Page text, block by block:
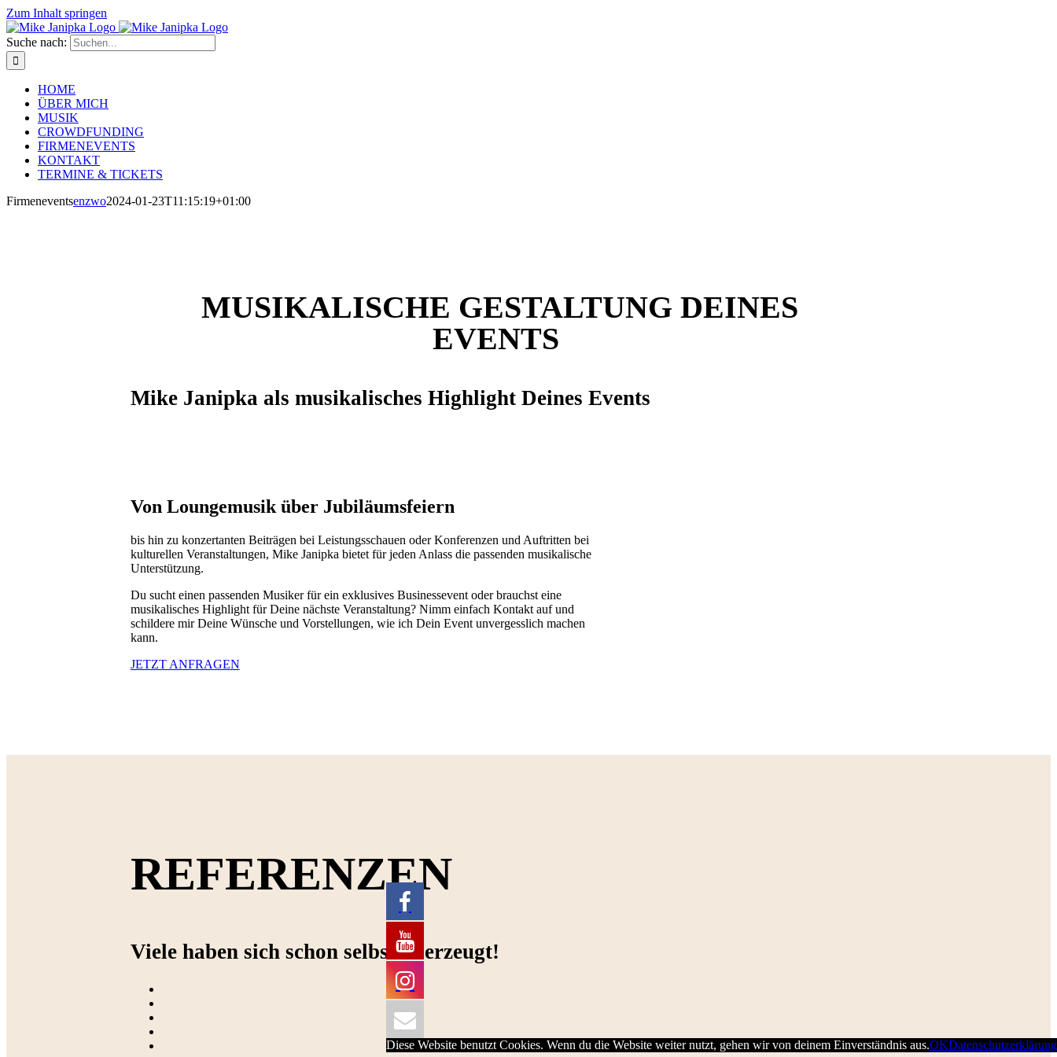
Zum Inhalt springen
Suche nach:
HOME
ÜBER MICH
MUSIK
CROWDFUNDING
FIRMENEVENTS
KONTAKT
TERMINE & TICKETS
Firmeneventsenzwo2024-01-23T11:15:19+01:00
MUSIKALISCHE GESTALTUNG DEINES
EVENTS
Mike Janipka als musikalisches Highlight Deines Events
Von Loungemusik über Jubiläumsfeiern
bis hin zu konzertanten Beiträgen bei Leistungsschauen oder Konferenzen und Auftritten bei
kulturellen Veranstaltungen, Mike Janipka bietet für jeden Anlass die passenden musikalische
Unterstützung.
Du sucht einen passenden Musiker für ein exklusives Businessevent oder brauchst eine
musikalisches Highlight für Deine nächste Veranstaltung? Nimm einfach Kontakt auf und
schildere mir Deine Wünsche und Vorstellungen, wie ich Dein Event unvergesslich machen
kann.
JETZT ANFRAGEN
REFERENZEN
Viele haben sich schon selbst überzeugt!
Diese Website benutzt Cookies. Wenn du die Website weiter nutzt, gehen wir von deinem Einverständnis aus.OKDatenschutzerklärung